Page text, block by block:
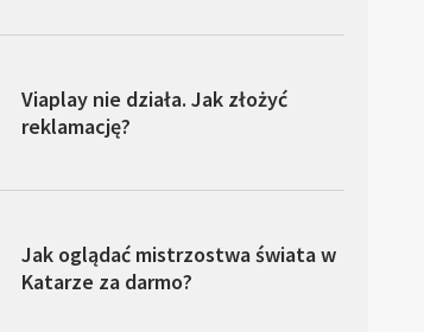
Viaplay nie działa. Jak złożyć
reklamację?
Jak oglądać mistrzostwa świata w
Katarze za darmo?